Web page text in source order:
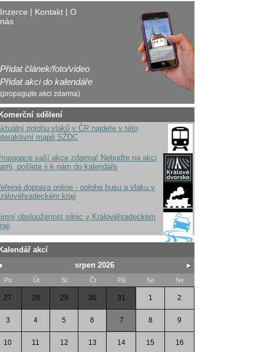
Inzerce | Kontakt | O
nás
Přidat článek/foto/video
Přidat akci do kalendáře
(propagujte akci zdarma)
Komerční sdělení
polohu vlaků v ČR najdete v této
mapě SŽDC
vaší akce zdarma! Nebuďte na akci
pošlete ji k nám do kalendáře
doprava online - poloha busu a vlaku v
kraji
obslouženost silnic v Královéhradeckém
Kalendář akcí
srpen 2026
Po Út St Čt Pá So Ne
27 28 29 30 31 1 2
3 4 5 6 7 8 9
10 11 12 13 14 15 16